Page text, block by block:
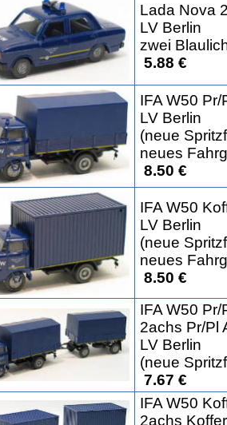
Lada Nova
LV Berlin
zwei
5.88 €
IFA W50 Pr/
LV Berlin
(neue
neues
8.50 €
IFA W50
LV Berlin
(neue
neues
8.50 €
IFA W50 Pr/
2achs Pr/Pl
LV Berlin
(neue
7.67 €
IFA W50
2achs